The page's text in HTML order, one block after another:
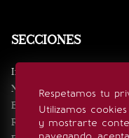
Respetamos tu
Utilizamos
y mostrarte
SECCIONES
Inicio
Noticias
Eventos
Realeza